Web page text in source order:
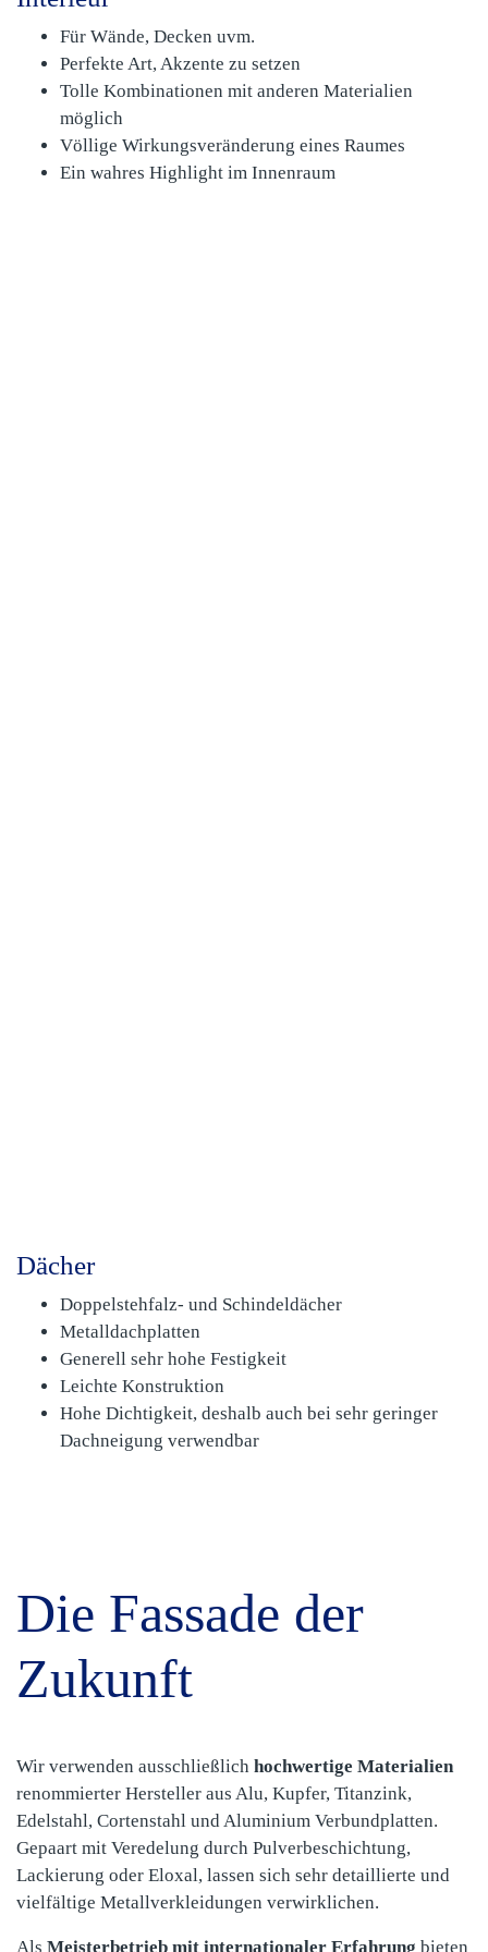
Für Wände, Decken uvm.
Perfekte Art, Akzente zu setzen
Tolle Kombinationen mit anderen Materialien
möglich
Völlige Wirkungsveränderung eines Raumes
Ein wahres Highlight im Innenraum
Dächer
Doppelstehfalz- und Schindeldächer
Metalldachplatten
Generell sehr hohe Festigkeit
Leichte Konstruktion
Hohe Dichtigkeit, deshalb auch bei sehr geringer
Dachneigung verwendbar
Die Fassade der
Zukunft
Wir verwenden ausschließlich hochwertige Materialien
renommierter Hersteller aus Alu, Kupfer, Titanzink,
Edelstahl, Cortenstahl und Aluminium Verbundplatten.
Gepaart mit Veredelung durch Pulverbeschichtung,
Lackierung oder Eloxal, lassen sich sehr detaillierte und
vielfältige Metallverkleidungen verwirklichen.
Als Meisterbetrieb mit internationaler Erfahrung bieten